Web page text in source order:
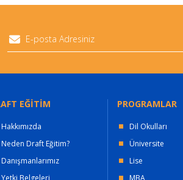
EĞİTİM
Hakkımızda
Neden Draft Eğitim?
Danışmanlarımız
Yetki Belgeleri
PROGRAMLAR
Dil Okulları
Üniversite
Lise
MBA